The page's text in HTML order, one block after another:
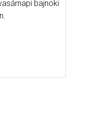
bajnoki